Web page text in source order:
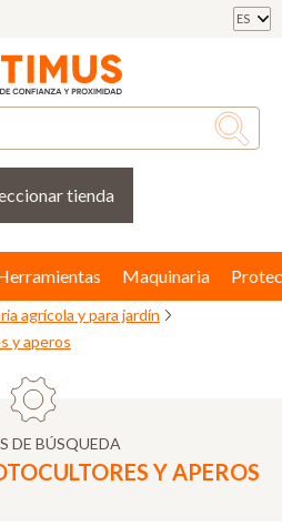
ES
tienda
Maquinaria
agrícola y para jardín
y aperos
DE BÚSQUEDA
Y APEROS